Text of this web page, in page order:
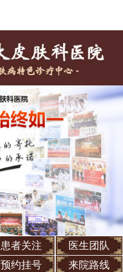
患者关注
医生团队
预约挂号 来院路线